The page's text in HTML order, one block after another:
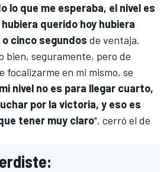
lo que me esperaba, el nivel es
querido hoy hubiera
cinco segundos de ventaja.
bien, seguramente, pero de
focalizarme en mi mismo, se
mi nivel no es para llegar cuarto,
por la victoria, y eso es
tener muy claro", cerró el de